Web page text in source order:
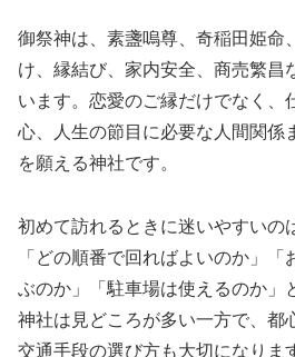
御祭神は、素盞嗚尊、奇稲田姫命
け、縁結び、家内安全、商売繁昌
います。恋愛のご縁だけでなく、
心、人生の節目に必要な人間関係
を願える神社です。
初めて訪れるときに迷いやすいの
「どの順番で回ればよいのか」
ぶのか」「駐車場は使えるのか」
神社は見どころが多い一方で、都
交通手段の選び方も大切になりま